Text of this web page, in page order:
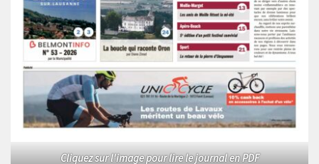
Cliquez sur l'image pour lire le journal en PDF